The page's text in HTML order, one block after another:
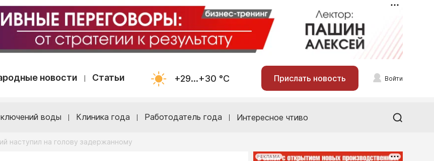
новости Статьи +29...+30 °С Прислать новость Войти
воды Клиника года Работодатель года Интересное чтиво
наступил на голову задержанному
РЕКЛАМА